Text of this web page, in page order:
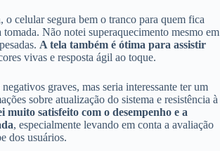
o celular segura bem o tranco para quem fica
Não notei superaquecimento mesmo em
A tela também é ótima para assistir
vivas e resposta ágil ao toque.
graves, mas seria interessante ter um
sobre atualização do sistema e resistência à
muito satisfeito com o desempenho e a
, especialmente levando em conta a avaliação
dos usuários.